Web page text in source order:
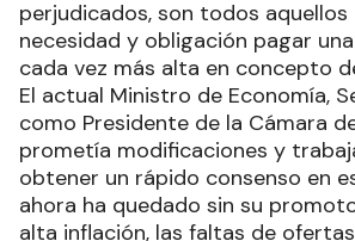
perjudicados, son todos
necesidad y obligación pagar
cada vez más alta en concepto
El actual Ministro de Economía,
como Presidente de la Cámara
prometía modificaciones y
obtener un rápido consenso en
ahora ha quedado sin su
alta inflación, las faltas de